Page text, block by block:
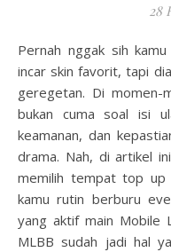
28
Pernah nggak sih kamu lagi semangat ikut event, sudah
incar skin favorit, tapi
geregetan. Di
bukan cuma soal isi
keamanan, dan
drama. Nah, di artikel
memilih tempat top up
kamu rutin berburu
yang aktif main Mobile
MLBB sudah jadi hal